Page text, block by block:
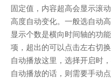
固定值，内容超高会显示滚
高度自动变化。一般选自动高
显示个数是横向时间轴的功
项，超出的可以点击左右切换
自动播放这里，选择开启时
自动播放的话，则需要手动